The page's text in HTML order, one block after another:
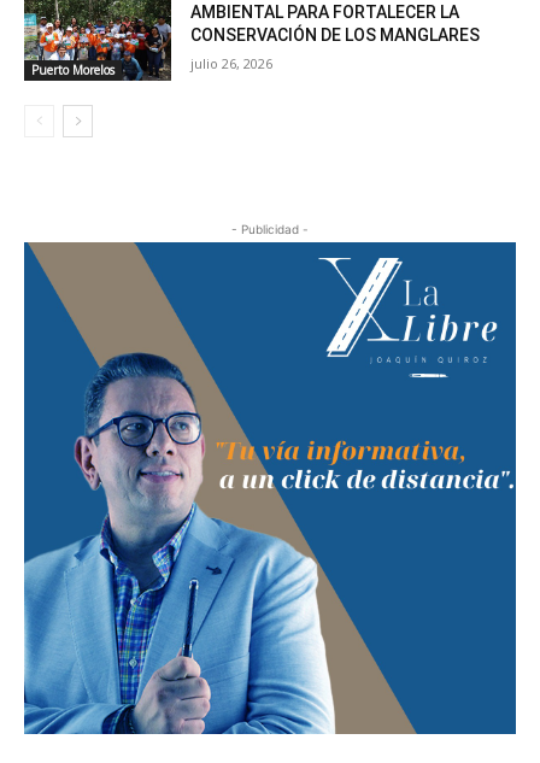
Puerto Morelos
AMBIENTAL PARA FORTALECER LA
CONSERVACIÓN DE LOS MANGLARES
julio 26, 2026
- Publicidad -